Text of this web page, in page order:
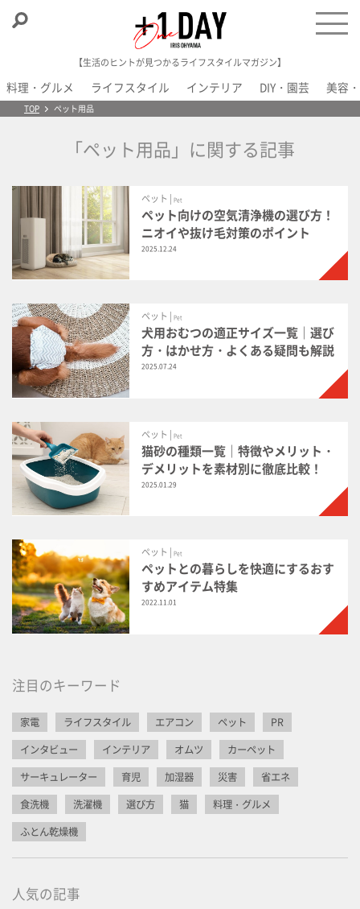
【生活のヒントが見つかるライフスタイルマガジン】
料理・グルメ ライフスタイル インテリア DIY・園芸 美容
TOP＋1 Dayペット用品
「ペット用品」に関する記事
ペット |Pet
ペット向けの空気清浄機の選び方！
ニオイや抜け毛対策のポイント
2025.12.24
ペット |Pet
犬用おむつの適正サイズ一覧｜選び
方・はかせ方・よくある疑問も解説
2025.07.24
ペット |Pet
猫砂の種類一覧｜特徴やメリット・
デメリットを素材別に徹底比較！
2025.01.29
ペット |Pet
ペットとの暮らしを快適にするおす
すめアイテム特集
2022.11.01
注目のキーワード
家電 ライフスタイル エアコン ペット
PR
インタビュー
インテリア オムツ
カーペット
サーキュレーター
育児 加湿器 災害
省エネ
食洗機
洗濯機 選び方 猫
料理・グルメ
ふとん乾燥機
人気の記事